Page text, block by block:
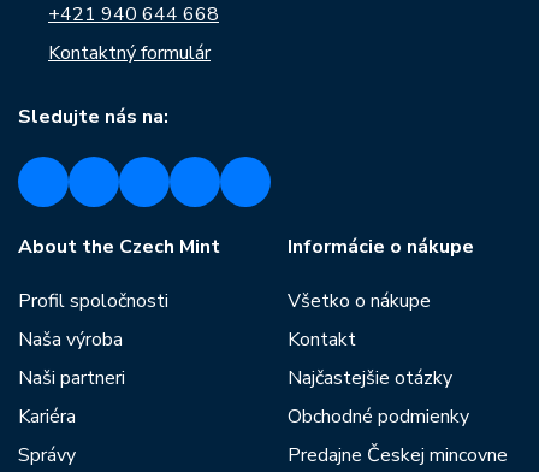
+421 940 644 668
Kontaktný formulár
Sledujte nás na:
About the Czech Mint
Profil spoločnosti
Naša výroba
Naši partneri
Kariéra
Správy
Informácie o nákupe
Všetko o nákupe
Kontakt
Najčastejšie otázky
Obchodné podmienky
Predajne Českej mincovne